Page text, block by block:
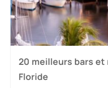
20 meilleurs bars
Floride